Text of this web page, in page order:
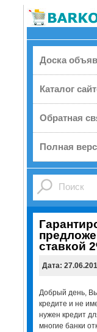
Доска
Каталог
Обратная
Полная
ставкой
Дата:
Добрый день,
кредите и не
нужен кредит
многие банки